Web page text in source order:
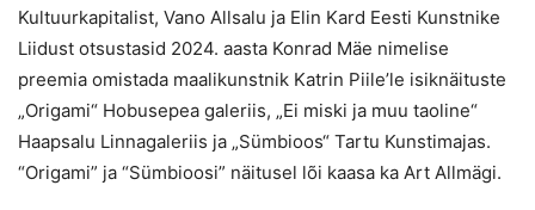
Kultuurkapitalist, Vano Allsalu ja Elin Kard Eesti Kunstnike
Liidust otsustasid 2024. aasta Konrad Mäe nimelise
preemia omistada maalikunstnik Katrin Piile’le isiknäituste
„Origami“ Hobusepea galeriis, „Ei miski ja muu taoline“
Haapsalu Linnagaleriis ja „Sümbioos“ Tartu Kunstimajas.
“Origami” ja “Sümbioosi” näitusel lõi kaasa ka Art Allmägi.